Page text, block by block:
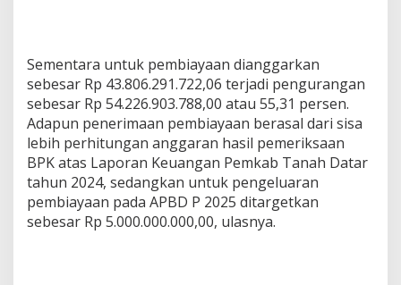
Sementara untuk pembiayaan dianggarkan
sebesar Rp 43.806.291.722,06 terjadi pengurangan
sebesar Rp 54.226.903.788,00 atau 55,31 persen.
Adapun penerimaan pembiayaan berasal dari sisa
lebih perhitungan anggaran hasil pemeriksaan
BPK atas Laporan Keuangan Pemkab Tanah Datar
tahun 2024, sedangkan untuk pengeluaran
pembiayaan pada APBD P 2025 ditargetkan
sebesar Rp 5.000.000.000,00, ulasnya.